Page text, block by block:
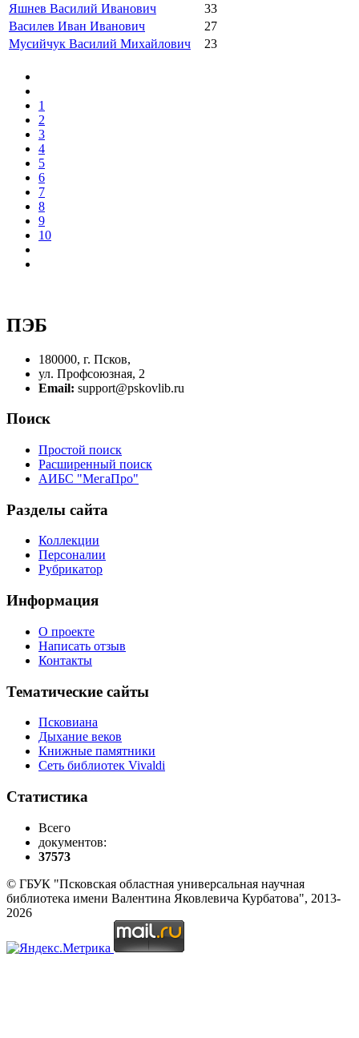
Яшнев Василий Иванович
33
Василев Иван Иванович
27
Мусийчук Василий Михайлович
23
1
2
3
4
5
6
7
8
9
10
ПЭБ
180000, г. Псков,
ул. Профсоюзная, 2
Email: support@pskovlib.ru
Поиск
Простой поиск
Расширенный поиск
АИБС "МегаПро"
Разделы сайта
Коллекции
Персоналии
Рубрикатор
Информация
О проекте
Написать отзыв
Контакты
Тематические сайты
Псковиана
Дыхание веков
Книжные памятники
Сеть библиотек Vivaldi
Статистика
Всего
документов:
37573
© ГБУК "Псковская областная универсальная научная
библиотека имени Валентина Яковлевича Курбатова", 2013-
2026